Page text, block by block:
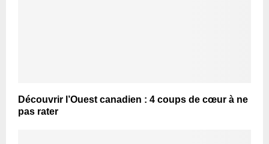
Découvrir l’Ouest canadien : 4 coups de cœur à ne
pas rater